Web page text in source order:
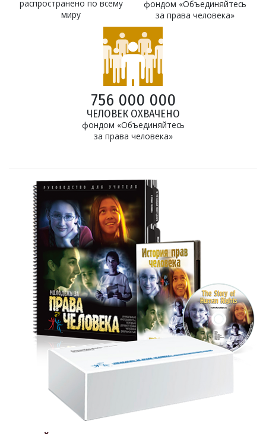
распространено по всему
миру
фондом «Объединяйтесь
за права человека»
756 000 000
ЧЕЛОВЕК ОХВАЧЕНО
фондом «Объединяйтесь
за права человека»